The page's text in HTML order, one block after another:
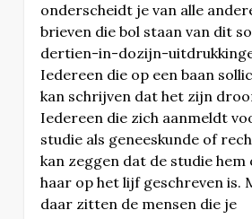
onderscheidt je van alle
brieven die bol staan van dit
dertien-in-dozijn-
Iedereen die op een baan
kan schrijven dat het zijn
Iedereen die zich aanmeldt
studie als geneeskunde of
kan zeggen dat de studie hem
haar op het lijf geschreven is.
daar zitten de mensen die je